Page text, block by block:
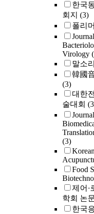
한국
회지 (3)
폴리머
Virology
말소리
韓國
(3)
대한
술대회
(3)
Food
제어·
학회 논
한국